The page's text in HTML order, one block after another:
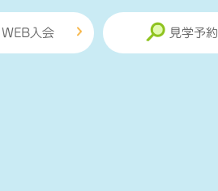
WEB入会 見学予約